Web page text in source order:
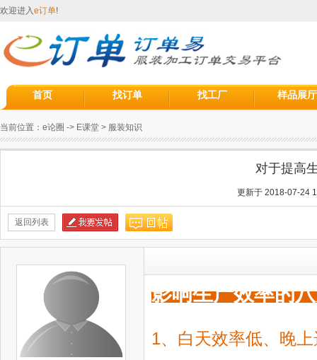
欢迎进入e订单!
首页 找订单 找工厂 样品展厅
当前位置： e论圈 -> E课堂 > 服装知识
对于提高
更新于 2018-07-24
返回列表
影响生产效率的八
1、白天效率低、晚